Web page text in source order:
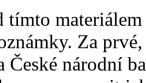
tímto
Za
České národní